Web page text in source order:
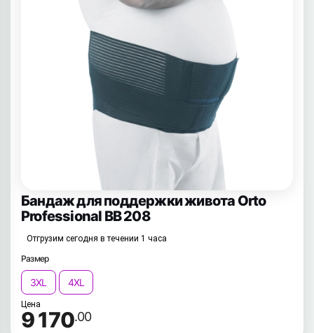
Бандаж для поддержки живота Orto
Professional BB 208
Отгрузим сегодня в течении 1 часа
Размер
3XL 4XL
Цена
9 170.00